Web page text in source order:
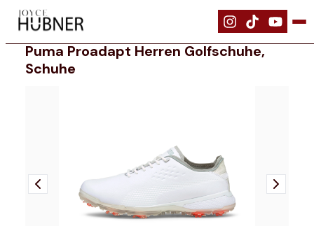
| Schuhe | PUMA PROADAPT Herren Golfschuhe, Schuhe
Puma Proadapt Herren Golfschuhe,
Schuhe